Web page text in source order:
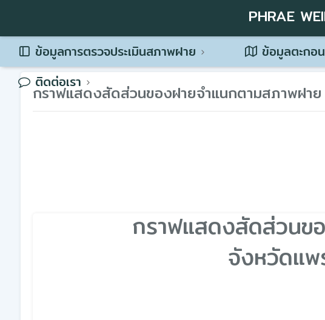
PHRAE
ข้อมูลการตรวจประเมินสภาพฝาย ข้อมูลตะกอ
ติดต่อเรา
กราฟแสดงสัดส่วนของฝายจำแนกตามสภาพฝาย
กราฟแสดงสัดส่วนข
จังหวัดแพ